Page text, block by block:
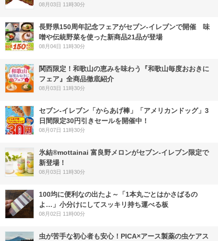
08月03日 11時30分
長野県150周年記念フェアがセブン-イレブンで開催 味
噌や伝統野菜を使った新商品21品が登場
08月04日 11時30分
関西限定！和歌山の恵みを味わう『和歌山毎度おおきに
フェア』全商品徹底紹介
08月03日 11時30分
セブン‐イレブン「からあげ棒」「アメリカンドッグ」3
日間限定30円引きセールを開催中！
08月07日 11時30分
氷結®mottainai 富良野メロンがセブン‐イレブン限定で
新登場！
08月03日 11時30分
100均に便利なの出たよ～「1本丸ごとはかさばるの
よ…」小分けにしてスッキリ持ち運べる板
08月02日 11時00分
虫が苦手な初心者も安心！PICA×アース製薬の虫ケアス